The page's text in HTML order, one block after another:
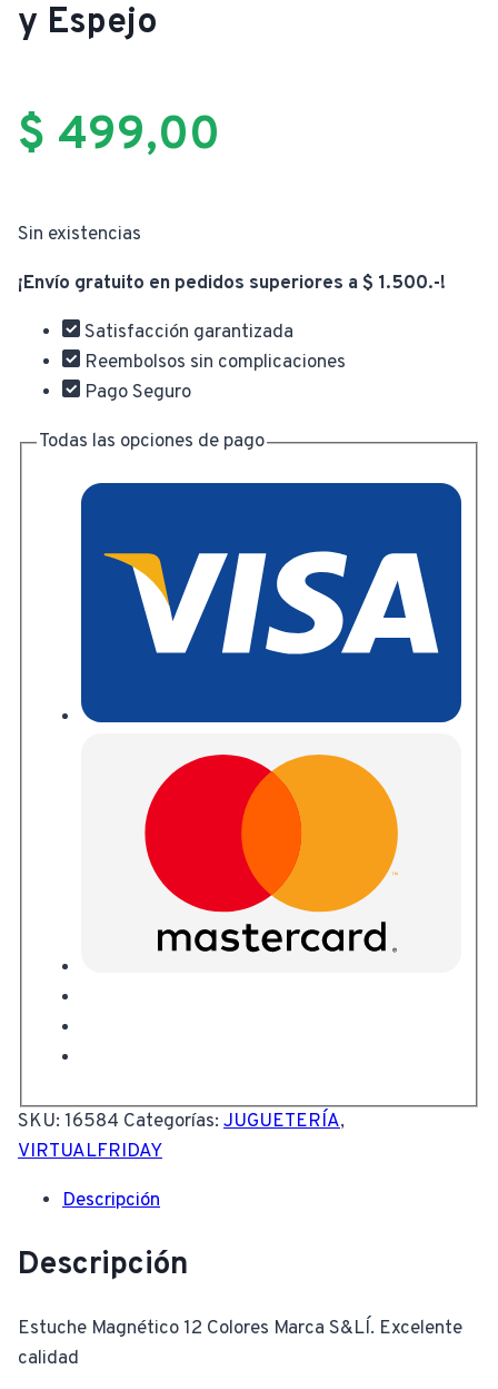
y Espejo
$ 499,00
Sin existencias
¡Envío gratuito en pedidos superiores a $ 1.500.-!
Satisfacción garantizada
Reembolsos sin complicaciones
Pago Seguro
Todas las opciones de pago
SKU: 16584 Categorías: JUGUETERÍA,
VIRTUALFRIDAY
Descripción
Descripción
Estuche Magnético 12 Colores Marca S&LÍ. Excelente
calidad